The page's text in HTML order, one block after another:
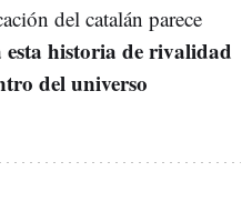
del catalán parece
historia de rivalidad
del universo